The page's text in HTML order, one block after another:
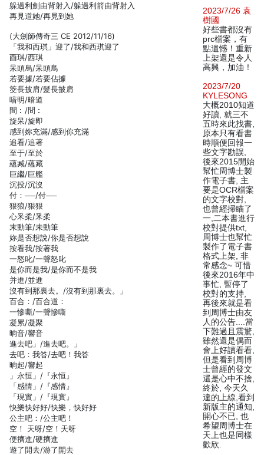
躲過利劍由背射入/躲過利箭由背射入
再見道她/再見到她
(大劍師傳奇三 CE 2012/11/16)
「我和西琪」迎了/我和西琪迎了
酉琪/西琪
呆頭烏/呆頭鳥
若要據/若要佔據
筊長披肩/髮長披肩
喑明/暗道
間︰/問︰
旋呆/旋即
感到妳充滿/感到你充滿
追看/追著
至于/至於
蘊臧/蘊藏
巨繼/巨艦
沉投/沉沒
付：──/付──
狠狼/狠狠
心釆柔/釆柔
末動筆/未動筆
妳是否想說/你是否想說
按看我/按著我
一怒叱/一聲怒叱
是你而是我/是你而不是我
并進/並進
沒有到那裏去。/沒有到那裏去。」
百合：/百合道：
一慘嘶/一聲慘嘶
凝累/凝聚
晌音/響音
進去吧」/進去吧。」
去吧：我答/去吧！我答
晌起/響起
」永恒」/『永恒』
「感情」/『感情』
「現實」/『現實』
快樂快好好/快樂，快好好
公主吧：/公主吧！
空！ 天呀/空！天呀
便擠進/硬擠進
遊了開去/游了開去
2023/7/26 袁
樹國
好些書都沒有
prc檔案，有
點遺憾！重新
上架還是令人
高興，加油！
2023/7/20
KYLESONG
大概2010知道
好讀, 就三不
五時來此找書,
原本只有看書
時順便回報一
些文字勘誤,
後來2015開始
幫忙周博士製
作電子書, 主
要是OCR檔案
的文字校對,
也曾經掃瞄了
一,二本書進行
校對提供txt,
周博士也幫忙
製作了電子書
格式上架, 非
常感念~ 可惜
後來2016年中
事忙, 暫停了
校對的支持,
再後來就是看
到周博士由友
人的公告....當
下難過且震驚,
雖然還是偶而
會上好讀看看,
但是看到周博
士曾經的發文
還是心中不捨,
終於, 今天久
違的上線,看到
新版主的通知,
開心不已, 也
希望周博士在
天上也是同樣
歡欣.